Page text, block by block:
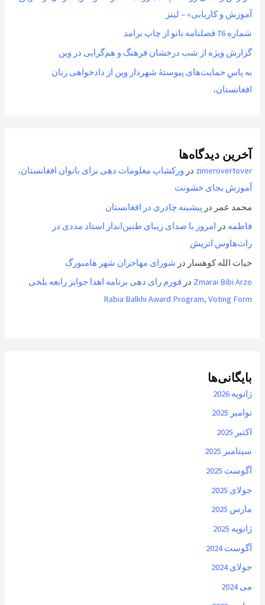
آموزش و کاریابی» – لینز
شماره 76 فصلنامه بانو از چاپ برامد
گزارش ویژه از شب درخشان فرهنگ و هم‌گرایی در وین
به پاسِ حمایت‌های پیوستهٔ شهردار وین از دادخواهی زنان
افغانستان،
آخرین دیدگاه‌ها
zimerovertover در ورکشاپ معلومات دهی برای بانوان افغانستان،
آموزش بجای خشونت
محمد عمر در پیشینه چادری در افغانستان
فاطمه در امروز با صدای زیبای طنین‌انداز استاد مددی در
رات‌هاوس اتریش
حیات الله کوهسار در شورای مهاجران شهر هامبورگ
Zmarai Bibi Arzo در فورم رای دهی برنامه اهدا جوایز رابعه بلخی
Rabia Balkhi Award Program, Voting Form
بایگانی‌ها
ژانویه 2026
نوامبر 2025
اکتبر 2025
سپتامبر 2025
آگوست 2025
جولای 2025
مارس 2025
ژانویه 2025
آگوست 2024
جولای 2024
می 2024